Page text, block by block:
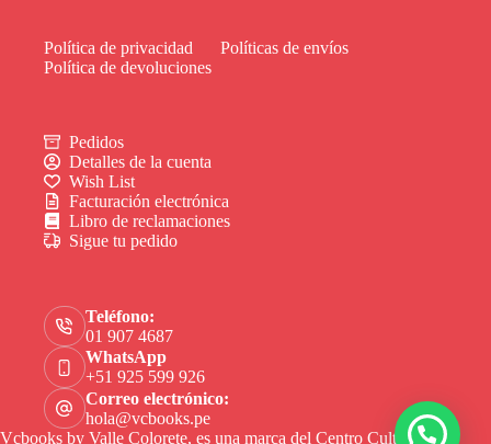
Política de privacidad
Políticas de envíos
Política de devoluciones
Pedidos
Detalles de la cuenta
Wish List
Facturación electrónica
Libro de reclamaciones
Sigue tu pedido
Teléfono:
01 907 4687
WhatsApp
+51 925 599 926
Correo electrónico:
hola@vcbooks.pe
Vcbooks by Valle Colorete, es una marca del Centro Cultural